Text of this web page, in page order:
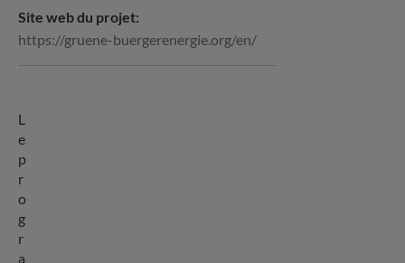
Site web du projet
https://gruene-buergerenergie.org/en/
L
e
p
r
o
g
r
a